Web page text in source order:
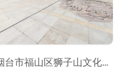
烟台市福山区狮子山文化旅游景区